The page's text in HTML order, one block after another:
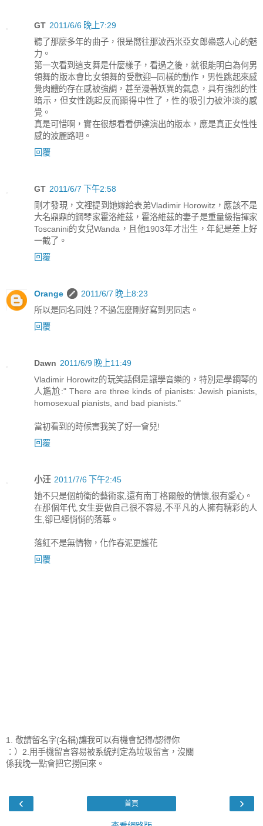
GT 2011/6/6 晚上7:29
聽了那麼多年的曲子，很是嚮往那波西米亞女郎蠱惑人心的魅
力。
第一次看到這支舞是什麼樣子，看過之後，就很能明白為何男
領舞的版本會比女領舞的受歡迎─同樣的動作，男性跳起來感
覺肉體的存在感被強調，甚至漫著妖異的氣息，具有強烈的性
暗示，但女性跳起反而顯得中性了，性的吸引力被沖淡的感
覺。
真是可惜啊，實在很想看看伊達演出的版本，應是真正女性性
感的波麗路吧。
回覆
GT 2011/6/7 下午2:58
剛才發現，文裡提到她嫁給表弟Vladimir Horowitz，應該不是
大名鼎鼎的鋼琴家霍洛維茲，霍洛維茲的妻子是重量級指揮家
Toscanini的女兒Wanda，且他1903年才出生，年紀是差上好
一截了。
回覆
Orange
2011/6/7 晚上8:23
所以是同名同姓？不過怎麼剛好寫到男同志。
回覆
Dawn 2011/6/9 晚上11:49
Vladimir Horowitz的玩笑話倒是讓學音樂的，特別是學鋼琴的
人尷尬:" There are three kinds of pianists: Jewish pianists,
homosexual pianists, and bad pianists."
當初看到的時候害我笑了好一會兒!
回覆
小汪 2011/7/6 下午2:45
她不只是個前衛的藝術家,還有南丁格爾般的情懷,很有愛心。
在那個年代,女生要做自己很不容易,不平凡的人擁有精彩的人
生,卻已經悄悄的落幕。
落紅不是無情物，化作春泥更護花
回覆
1. 敬請留名字(名稱)讓我可以有機會記得/認得你
：）2.用手機留言容易被系統判定為垃圾留言，沒關
係我晚一點會把它撈回來。
‹ ›
首頁